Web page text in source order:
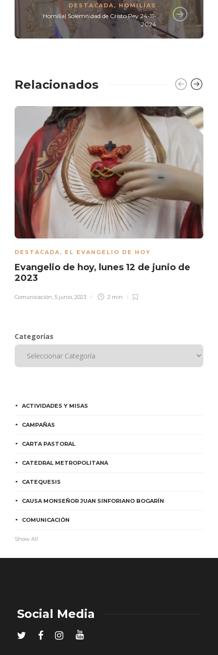
DESTACADA, HOMILÍAS
Homilía| Solemnidad de Cristo Rey 24-11-
2024
Relacionados
DESTACADA, EL EVANGELIO DE HOY
Evangelio de hoy, lunes 12 de junio de
2023
Comunicación, 5 junio, 2023 2 min
Categorías
ACTIVIDADES Y MISAS
CAMPAÑAS
CARTA PASTORAL
CATEDRAL METROPOLITANA
CATEQUESIS
CAUSA MONSEÑOR JUAN SINFORIANO BOGARÍN
COMUNICACIÓN
Show All
Social Media